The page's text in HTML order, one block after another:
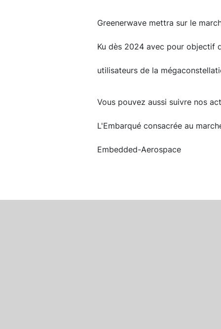
Greenerwave mettra sur le
Ku dès 2024 avec pour objectif
utilisateurs de la
Vous pouvez aussi suivre nos
L'Embarqué consacrée au
Embedded-Aerospace